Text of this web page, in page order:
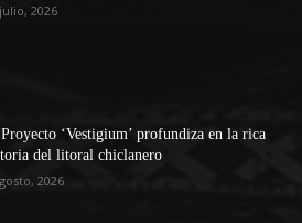
2026
‘Vestigium’ profundiza en la rica
del litoral chiclanero
2026